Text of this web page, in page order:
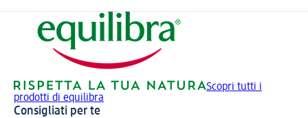
Scopri tutti i
prodotti di equilibra
Consigliati per te